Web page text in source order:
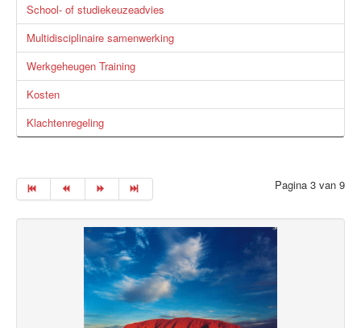
School- of studiekeuzeadvies
Multidisciplinaire samenwerking
Werkgeheugen Training
Kosten
Klachtenregeling
Pagina 3 van 9